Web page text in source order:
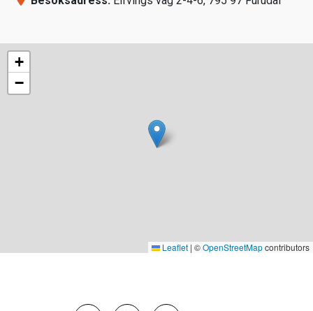
+
−
Leaflet | ©OpenStreetMapcontributors